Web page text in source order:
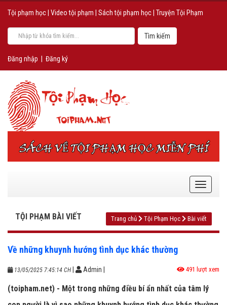
Tội phạm học Video tội phạm Sách tội phạm học Truyện Tội Phạm
Đăng nhập Đăng ký
TỘI PHẠM BÀI VIẾT Trang chủ Tội Phạm Học Bài viết
Về những khuynh hướng tình dục khác thường
13/05/2025 7:45:14 CH Admin 491 lượt xem
(toipham.net) - Một trong những điều bí ẩn nhất của tâm lý